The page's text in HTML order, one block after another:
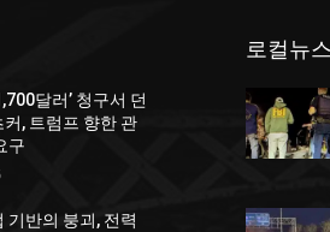
달러’ 청구서 던
커, 트럼프 향한 관
구
기반의 붕괴, 전력
로컬뉴스